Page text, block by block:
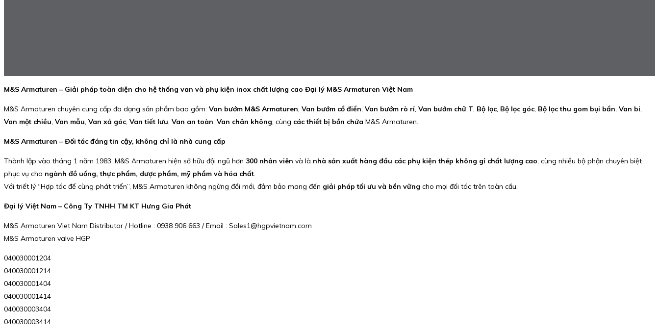
M&S Armaturen – Giải pháp toàn diện cho hệ thống van và phụ kiện inox chất lượng cao Đại lý M&S Armaturen Việt Nam
M&S Armaturen chuyên cung cấp đa dạng sản phẩm bao gồm: Van bướm M&S Armaturen, Van bướm cổ điển, Van bướm rò rỉ, Van bướm chữ T, Bộ lọc, Bộ lọc góc, Bộ lọc thu gom bụi bẩn, Van bi,
Van một chiều, Van mẫu, Van xả góc, Van tiết lưu, Van an toàn, Van chân không, cùng các thiết bị bồn chứa M&S Armaturen.
M&S Armaturen – Đối tác đáng tin cậy, không chỉ là nhà cung cấp
Thành lập vào tháng 1 năm 1983, M&S Armaturen hiện sở hữu đội ngũ hơn 300 nhân viên và là nhà sản xuất hàng đầu các phụ kiện thép không gỉ chất lượng cao, cùng nhiều bộ phận chuyên biệt
phục vụ cho ngành đồ uống, thực phẩm, dược phẩm, mỹ phẩm và hóa chất.
Với triết lý “Hợp tác để cùng phát triển”, M&S Armaturen không ngừng đổi mới, đảm bảo mang đến giải pháp tối ưu và bền vững cho mọi đối tác trên toàn cầu.
Đại lý Việt Nam – Công Ty TNHH TM KT Hưng Gia Phát
M&S Armaturen Viet Nam Distributor / Hotline : 0938 906 663 / Email : Sales1@hgpvietnam.com
M&S Armaturen valve HGP
040030001204
040030001214
040030001404
040030001414
040030003404
040030003414